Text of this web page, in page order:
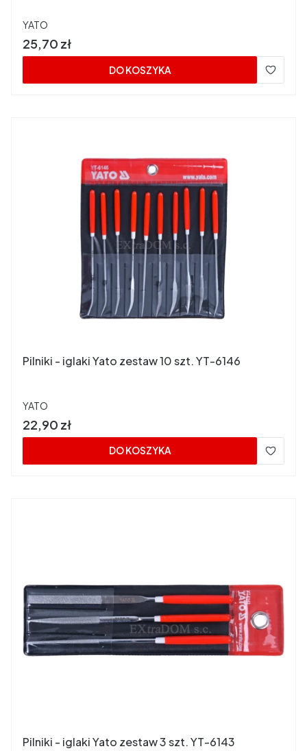
PRODUCENT
YATO
Cena
25,70 zł
DO KOSZYKA
Pilniki - iglaki Yato zestaw 10 szt. YT-6146
PRODUCENT
YATO
Cena
22,90 zł
DO KOSZYKA
Pilniki - iglaki Yato zestaw 3 szt. YT-6143